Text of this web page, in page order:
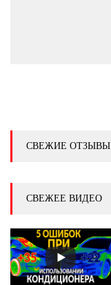
СВЕЖИЕ ОТЗЫВЫ
СВЕЖЕЕ ВИДЕО